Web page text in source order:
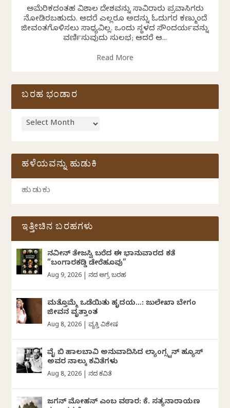
ಅಮೆರಿಕದಂತಹ ವಿಶಾಲ ದೇಶವನ್ನು ಸಾವಿರಾರು ಪ್ರವಾಸಿಗರು
ನೋಡಿರಬಹುದು. ಆದರೆ ಎಲ್ಲರೂ ಅದನ್ನು ಓದುಗರ ಕಣ್ಮುಂದೆ
ಜೀವಂತಗೊಳಿಸಲು ಸಾಧ್ಯವಿಲ್ಲ. ಒಂದು ಸ್ಥಳದ ಸೌಂದರ್ಯವನ್ನು
ವರ್ಣಿಸುವುದು ಸುಲಭ; ಆದರೆ ಆ...
Read More
ಬರಹ ಭಂಡಾರ
ಹಳೆಯವನ್ನು ಹುಡುಕಿ
ಇತ್ತೀಚಿನ ಬರಹಗಳು
ನವೀನ್‌ ತೇಜಸ್ವಿ ಬರೆದ ಈ ಭಾನುವಾರದ ಕತೆ
“ಬಂಗಾರಕಡ್ಡಿ ಡೇರೆಹೂವು”
Aug 9, 2026 ದಿನದ ಅಗ್ರ ಬರಹ
ಮತ್ತೊಮ್ಮೆ ಒಡೆಯಿತು ಹೃದಯ…: ಜುಲೇಖಾ ಬೇಗಂ
ಜೀವನ ವೃತ್ತಾಂತ
Aug 8, 2026 ವ್ಯಕ್ತಿ ವಿಶೇಷ
ವೈ ಬಿ ಹಾಲಬಾವಿ ಅನುವಾದಿಸಿದ ಲ್ಯಾಂಗ್ಸ್ಟನ್ ಹ್ಯೂಸ್
ಅವರ ನಾಲ್ಕು ಕವಿತೆಗಳು
Aug 8, 2026 ದಿನದ ಕವಿತೆ
ಜಗನ್‌ ಮೋಹನ್‌ ಎಂಬ ವಠಾರ: ಕೆ. ಸತ್ಯನಾರಾಯಣ